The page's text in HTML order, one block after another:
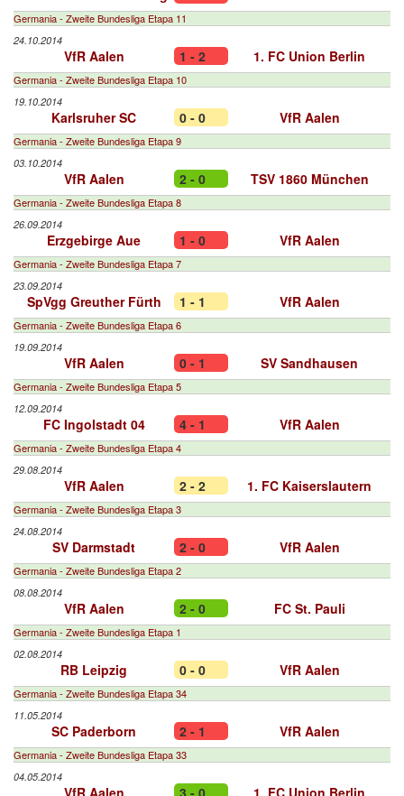
Germania - Zweite Bundesliga Etapa 11
24.10.2014
VfR Aalen 1 - 2 1. FC Union Berlin
Germania - Zweite Bundesliga Etapa 10
19.10.2014
Karlsruher SC 0 - 0 VfR Aalen
Germania - Zweite Bundesliga Etapa 9
03.10.2014
VfR Aalen 2 - 0 TSV 1860 München
Germania - Zweite Bundesliga Etapa 8
26.09.2014
Erzgebirge Aue 1 - 0 VfR Aalen
Germania - Zweite Bundesliga Etapa 7
23.09.2014
SpVgg Greuther Fürth 1 - 1 VfR Aalen
Germania - Zweite Bundesliga Etapa 6
19.09.2014
VfR Aalen 0 - 1 SV Sandhausen
Germania - Zweite Bundesliga Etapa 5
12.09.2014
FC Ingolstadt 04 4 - 1 VfR Aalen
Germania - Zweite Bundesliga Etapa 4
29.08.2014
VfR Aalen 2 - 2 1. FC Kaiserslautern
Germania - Zweite Bundesliga Etapa 3
24.08.2014
SV Darmstadt 2 - 0 VfR Aalen
Germania - Zweite Bundesliga Etapa 2
08.08.2014
VfR Aalen 2 - 0 FC St. Pauli
Germania - Zweite Bundesliga Etapa 1
02.08.2014
RB Leipzig 0 - 0 VfR Aalen
Germania - Zweite Bundesliga Etapa 34
11.05.2014
SC Paderborn 2 - 1 VfR Aalen
Germania - Zweite Bundesliga Etapa 33
04.05.2014
VfR Aalen 3 - 0 1. FC Union Berlin